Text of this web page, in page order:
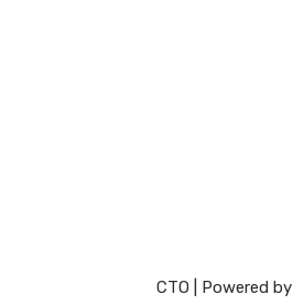
СТО | Powered by